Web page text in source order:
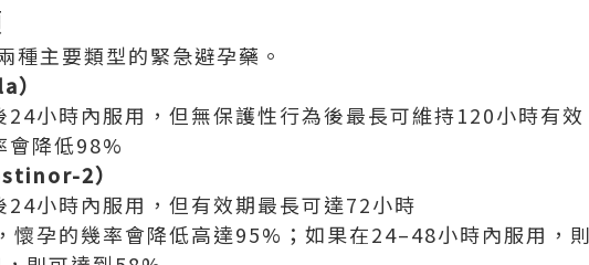
種主要類型的緊急避孕藥。
小時內服用，但無保護性行為後最長可維持120小時有效
會降低98%
2）
小時內服用，但有效期最長可達72小時
懷孕的幾率會降低高達95%；如果在24–48小時內服用，